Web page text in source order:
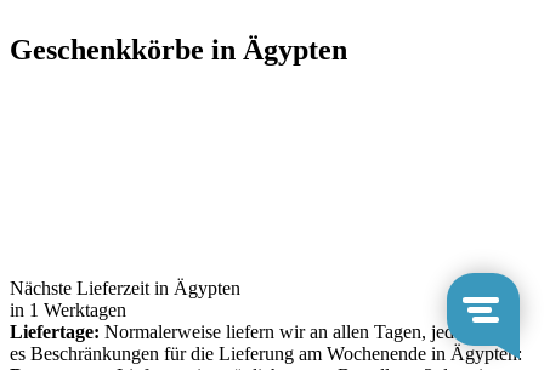
Geschenkkörbe in Ägypten
Nächste Lieferzeit in Ägypten
in 1 Werktagen
Liefertage: Normalerweise liefern wir an allen Tagen, jedoch gibt
es Beschränkungen für die Lieferung am Wochenende in Ägypten: